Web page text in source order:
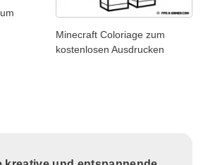
Minecraft Coloriage zum
kostenlosen Ausdrucken